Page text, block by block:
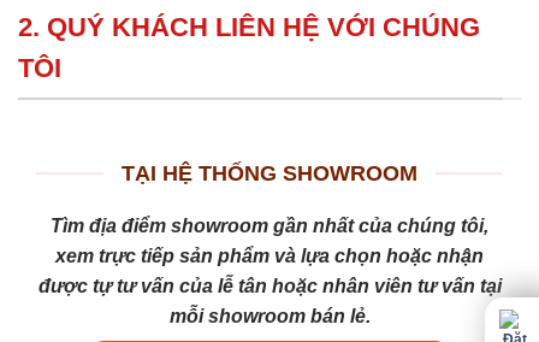
2. QUÝ KHÁCH LIÊN HỆ VỚI CHÚNG
TÔI
TẠI HỆ THỐNG SHOWROOM
Tìm địa điểm showroom gần nhất của chúng tôi,
xem trực tiếp sản phẩm và lựa chọn hoặc nhận
được tự tư vấn của lễ tân hoặc nhân viên tư vấn tại
mỗi showroom bán lẻ.